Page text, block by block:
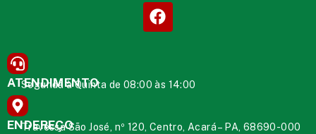
ATENDIMENTO
Segunda à Quinta de 08:00 às 14:00
ENDEREÇO
Travessa São José, nº 120, Centro, Acará – PA, 68690-000